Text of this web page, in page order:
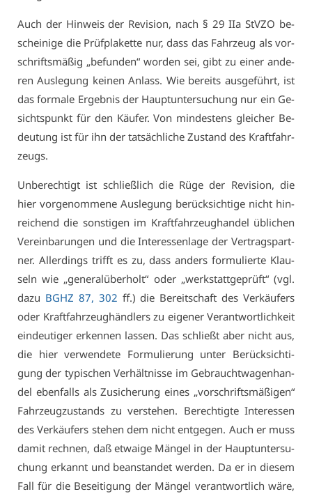
Auch der Hin­weis der Re­vi­si­on, nach § 29 IIa StV­ZO be­
schei­ni­ge die Prüf­pla­ket­te nur, dass das Fahr­zeug als vor­
schrifts­mä­ßig „be­fun­den“ wor­den sei, gibt zu ei­ner an­de­
ren Aus­le­gung kei­nen An­lass. Wie be­reits aus­ge­führt, ist
das for­ma­le Er­geb­nis der Haupt­un­ter­su­chung nur ein Ge­
sichts­punkt für den Käu­fer. Von min­des­tens glei­cher Be­
deu­tung ist für ihn der tat­säch­li­che Zu­stand des Kraft­fahr­
zeugs.
Un­be­rech­tigt ist schließ­lich die Rü­ge der Re­vi­si­on, die
hier vor­ge­nom­me­ne Aus­le­gung be­rück­sich­ti­ge nicht hin­
rei­chend die sons­ti­gen im Kraft­fahr­zeug­han­del üb­li­chen
Ver­ein­ba­run­gen und die In­ter­es­sen­la­ge der Ver­trags­part­
ner. Al­ler­dings trifft es zu, dass an­ders for­mu­lier­te Klau­
seln wie „ge­ne­ral­über­holt“ oder „werk­statt­ge­prüft“ (vgl.
da­zu BGHZ 87, 302 ff.) die Be­reit­schaft des Ver­käu­fers
oder Kraft­fahr­zeug­händ­lers zu ei­ge­ner Ver­ant­wort­lich­keit
ein­deu­ti­ger er­ken­nen las­sen. Das schließt aber nicht aus,
die hier ver­wen­de­te For­mu­lie­rung un­ter Be­rück­sich­ti­
gung der ty­pi­schen Ver­hält­nis­se im Ge­braucht­wa­gen­han­
del eben­falls als Zu­si­che­rung ei­nes „vor­schrifts­mä­ßi­gen“
Fahr­zeug­zu­stands zu ver­ste­hen. Be­rech­tig­te In­ter­es­sen
des Ver­käu­fers ste­hen dem nicht ent­ge­gen. Auch er muss
da­mit rech­nen, daß et­wai­ge Män­gel in der Haupt­un­ter­su­
chung er­kannt und be­an­stan­det wer­den. Da er in die­sem
Fall für die Be­sei­ti­gung der Män­gel ver­ant­wort­lich wä­re,